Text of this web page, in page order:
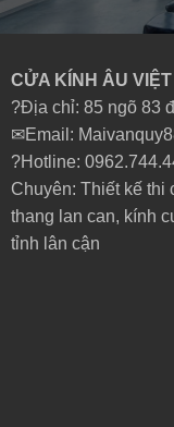
CỬA KÍNH ÂU VIỆT
?Địa chỉ: 85 ngõ 83
✉Email:
?Hotline:
Chuyên: Thiết kế thi
thang lan can, kính
tỉnh lân cận